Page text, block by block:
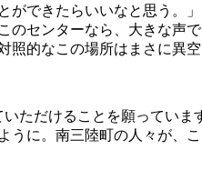
ができたらいいなと思う。
のセンターなら、大きな声
的なこの場所はまさに異空
ただけることを願っていま
うに。南三陸町の人々が、